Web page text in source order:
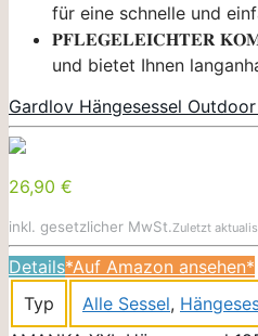
für eine schnelle und
𝐏𝐅𝐋𝐄𝐆𝐄𝐋𝐄𝐈𝐂𝐇𝐓𝐄𝐑
und bietet Ihnen
Gardlov Hängesessel
26,90 €
inkl. gesetzlicher MwSt.Zuletzt
Details*Auf Amazon ansehen*
Typ
Alle Sessel,